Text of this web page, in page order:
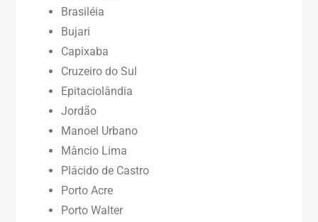
Paraíba (PB)
Piauí (PI)
Rondônia (RO)
Brasiléia
Bujari
Capixaba
Cruzeiro do Sul
Epitaciolândia
Jordão
Manoel Urbano
Mâncio Lima
Plácido de Castro
Porto Acre
Porto Walter